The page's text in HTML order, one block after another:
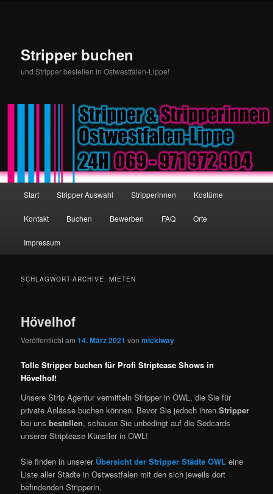
Stripper buchen
und Stripper bestellen in Ostwestfalen-Lippe!
Zum Inhalt wechseln
Zum sekundären Inhalt wechseln
Start Stripper Auswahl Stripperinnen Kostüme
Kontakt Buchen Bewerben FAQ Orte
Impressum
SCHLAGWORT-ARCHIVE:MIETEN
Hövelhof
Veröffentlicht am14. März 2021 vonmickiway
Tolle Stripper buchen für Profi Striptease Shows in
Hövelhof!
Unsere Strip Agentur vermitteln Stripper in OWL, die Sie für
private Anlässe buchen können. Bevor Sie jedoch ihrenStripper
bei unsbestellen, schauen Sie unbedingt auf die Sedcards
unserer Striptease Künstler in OWL!
Sie finden in unserer Übersicht der Stripper Städte OWL eine
Liste aller Städte in Ostwestfalen mit den sich jeweils dort
befindenden Stripperin.